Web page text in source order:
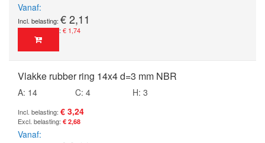
Vanaf
€ 2,11
€ 1,74
Vlakke rubber ring 14x4 d=3 mm NBR
A: 14 C: 4
H: 3
€ 3,24
€ 2,68
Vanaf